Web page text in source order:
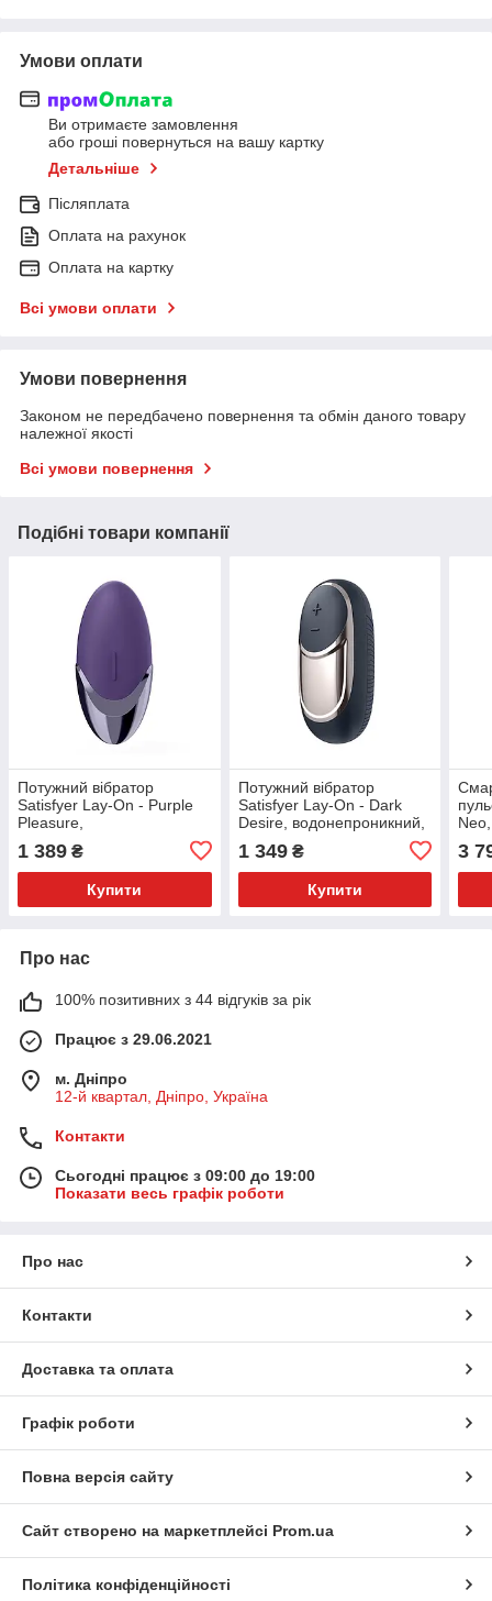
Умови оплати
Ви отримаєте замовлення
або гроші повернуться на вашу картку
Детальніше
Післяплата
Оплата на рахунок
Оплата на картку
Всі умови оплати
Умови повернення
Законом не передбачено повернення та обмін даного товару
належної якості
Всі умови повернення
Подібні товари компанії
Потужний вібратор
Satisfyer Lay-On - Purple
Pleasure,
режимів роботи
1 389 ₴
Купити
Потужний вібратор
Satisfyer Lay-On - Dark
Desire, водонепроникний,
1 349₴
Купити
3
Про нас
100% позитивних з 44 відгуків за рік
Працює з 29.06.2021
м. Дніпро
12-й квартал, Дніпро, Україна
Контакти
Сьогодні працює з 09:00 до 19:00
Показати весь графік роботи
Про нас
Контакти
Доставка та оплата
Графік роботи
Повна версія сайту
Сайт створено на маркетплейсі Prom.ua
Політика конфіденційності